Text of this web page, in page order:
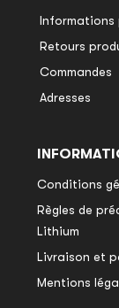
Informations
Retours
Commandes
Adresses
Conditions
Règles de
Lithium
Livraison et
Mentions